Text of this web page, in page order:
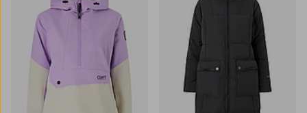
2XL